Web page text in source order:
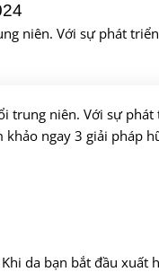
niên. Với sự phát
trung niên. Với sự phát
khảo ngay 3 giải pháp
da bạn bắt đầu xuất